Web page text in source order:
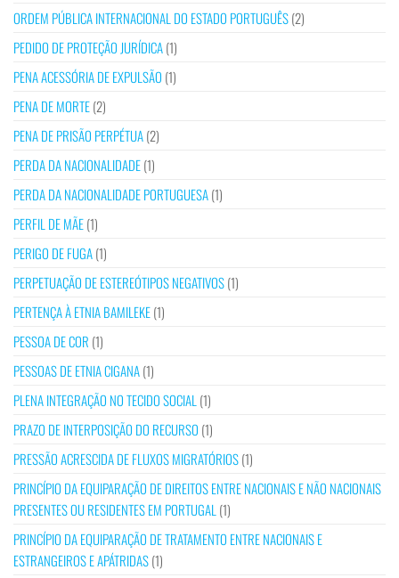
ORDEM PÚBLICA INTERNACIONAL DO ESTADO PORTUGUÊS(2)
PEDIDO DE PROTEÇÃO JURÍDICA(1)
PENA ACESSÓRIA DE EXPULSÃO (1)
PENA DE MORTE(2)
PENA DE PRISÃO PERPÉTUA(2)
PERDA DA NACIONALIDADE(1)
PERDA DA NACIONALIDADE PORTUGUESA(1)
PERFIL DE MÃE(1)
PERIGO DE FUGA(1)
PERPETUAÇÃO DE ESTEREÓTIPOS NEGATIVOS(1)
PERTENÇA À ETNIA BAMILEKE(1)
PESSOA DE COR (1)
PESSOAS DE ETNIA CIGANA(1)
PLENA INTEGRAÇÃO NO TECIDO SOCIAL (1)
PRAZO DE INTERPOSIÇÃO DO RECURSO (1)
PRESSÃO ACRESCIDA DE FLUXOS MIGRATÓRIOS(1)
PRINCÍPIO DA EQUIPARAÇÃO DE DIREITOS ENTRE NACIONAIS E NÃO NACIONAIS
PRESENTES OU RESIDENTES EM PORTUGAL (1)
PRINCÍPIO DA EQUIPARAÇÃO DE TRATAMENTO ENTRE NACIONAIS E
ESTRANGEIROS E APÁTRIDAS(1)